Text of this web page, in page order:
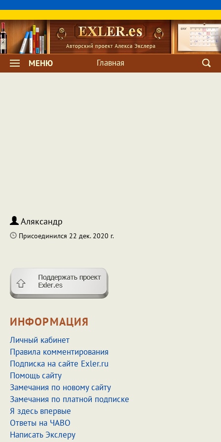
МЕНЮ Главная
Аляксандр
Присоединился 22 дек. 2020 г.
ИНФОРМАЦИЯ
Личный кабинет
Правила комментирования
Подписка на сайте Exler.ru
Помощь сайту
Замечания по новому сайту
Замечания по платной подписке
Я здесь впервые
Ответы на ЧАВО
Написать Экслеру